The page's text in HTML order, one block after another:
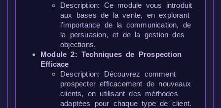
Description: Ce module vous introduit
aux bases de la vente, en explorant
l’importance de la communication, de
la persuasion, et de la gestion des
objections.
Module 2: Techniques de Prospection
Efficace
Description: Découvrez comment
prospecter efficacement de nouveaux
clients, en utilisant des méthodes
adaptées pour chaque type de client.